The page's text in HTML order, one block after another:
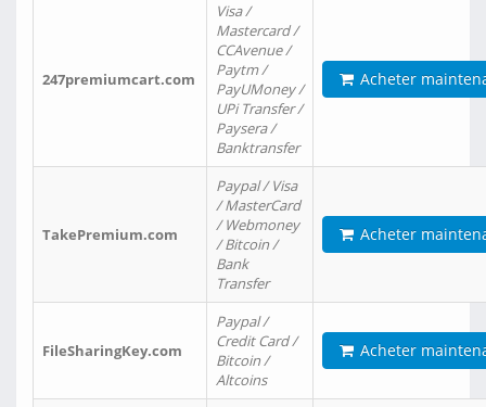
247premiumcart.com
Visa /
Mastercard /
CCAvenue /
Paytm /
PayUMoney /
UPi Transfer /
Paysera /
Banktransfer
Acheter
TakePremium.com
Paypal / Visa
/ MasterCard
/ Webmoney
/ Bitcoin /
Bank
Transfer
Acheter
FileSharingKey.com
Paypal /
Credit Card /
Bitcoin /
Altcoins
Acheter